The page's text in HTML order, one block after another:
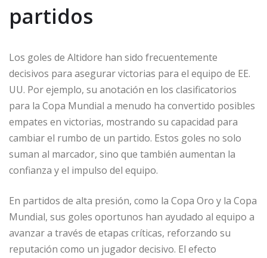
partidos
Los goles de Altidore han sido frecuentemente
decisivos para asegurar victorias para el equipo de EE.
UU. Por ejemplo, su anotación en los clasificatorios
para la Copa Mundial a menudo ha convertido posibles
empates en victorias, mostrando su capacidad para
cambiar el rumbo de un partido. Estos goles no solo
suman al marcador, sino que también aumentan la
confianza y el impulso del equipo.
En partidos de alta presión, como la Copa Oro y la Copa
Mundial, sus goles oportunos han ayudado al equipo a
avanzar a través de etapas críticas, reforzando su
reputación como un jugador decisivo. El efecto